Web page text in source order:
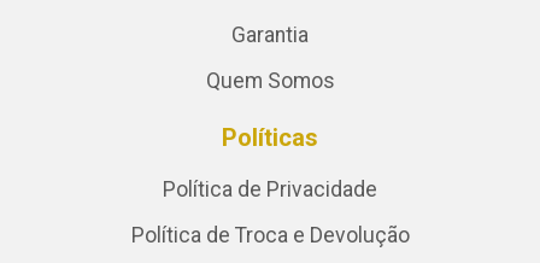
Garantia
Quem Somos
Políticas
Política de Privacidade
Política de Troca e Devolução